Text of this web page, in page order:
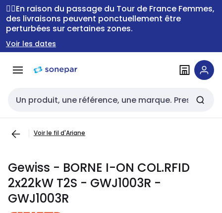
Passer à la
navigation
Passer
au
contenu
🚴‍♂️En raison du passage du Tour de France Femmes,
des livraisons peuvent ponctuellement être
perturbées sur certaines zones.
Voir les dates
Entrée de recherche
Voir le fil d'Ariane
Gewiss - BORNE I-ON COL.RFID
2x22kW T2S - GWJ1003R -
GWJ1003R